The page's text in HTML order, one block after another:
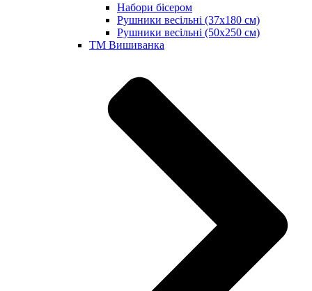
Набори бісером
Рушники весільні (37х180 см)
Рушники весільні (50х250 см)
ТМ Вишиванка